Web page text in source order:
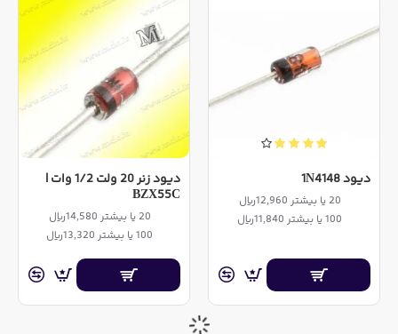
دیود 1N4148
20 یا بیشتر 12,960ریال
100 یا بیشتر 11,840ریال
دیود زنر 20 ولت 1/2 وات |
BZX55C
20 یا بیشتر 14,580ریال
100 یا بیشتر 13,320ریال